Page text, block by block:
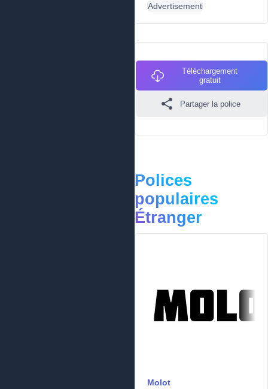
Advertisement
Téléchargement
gratuit
Partager la police
Polices
populaires
Étranger
Molot